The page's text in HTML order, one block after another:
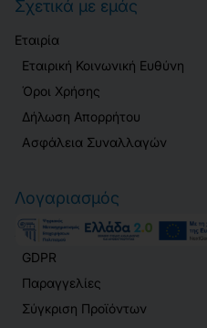
Σχετικά με εμάς
Εταιρία
Εταιρική Κοινωνική Ευθύνη
Όροι Χρήσης
Δήλωση Απορρήτου
Ασφάλεια Συναλλαγών
Λογαριασμός
Σύνδεση / Εγγραφή
GDPR
Παραγγελίες
Σύγκριση Προϊόντων